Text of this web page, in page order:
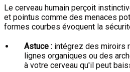
Le cerveau humain perçoit
et pointus comme des menaces
formes courbes évoquent la
Astuce : intégrez des miroirs
lignes organiques ou des
à votre cerveau qu'il peut